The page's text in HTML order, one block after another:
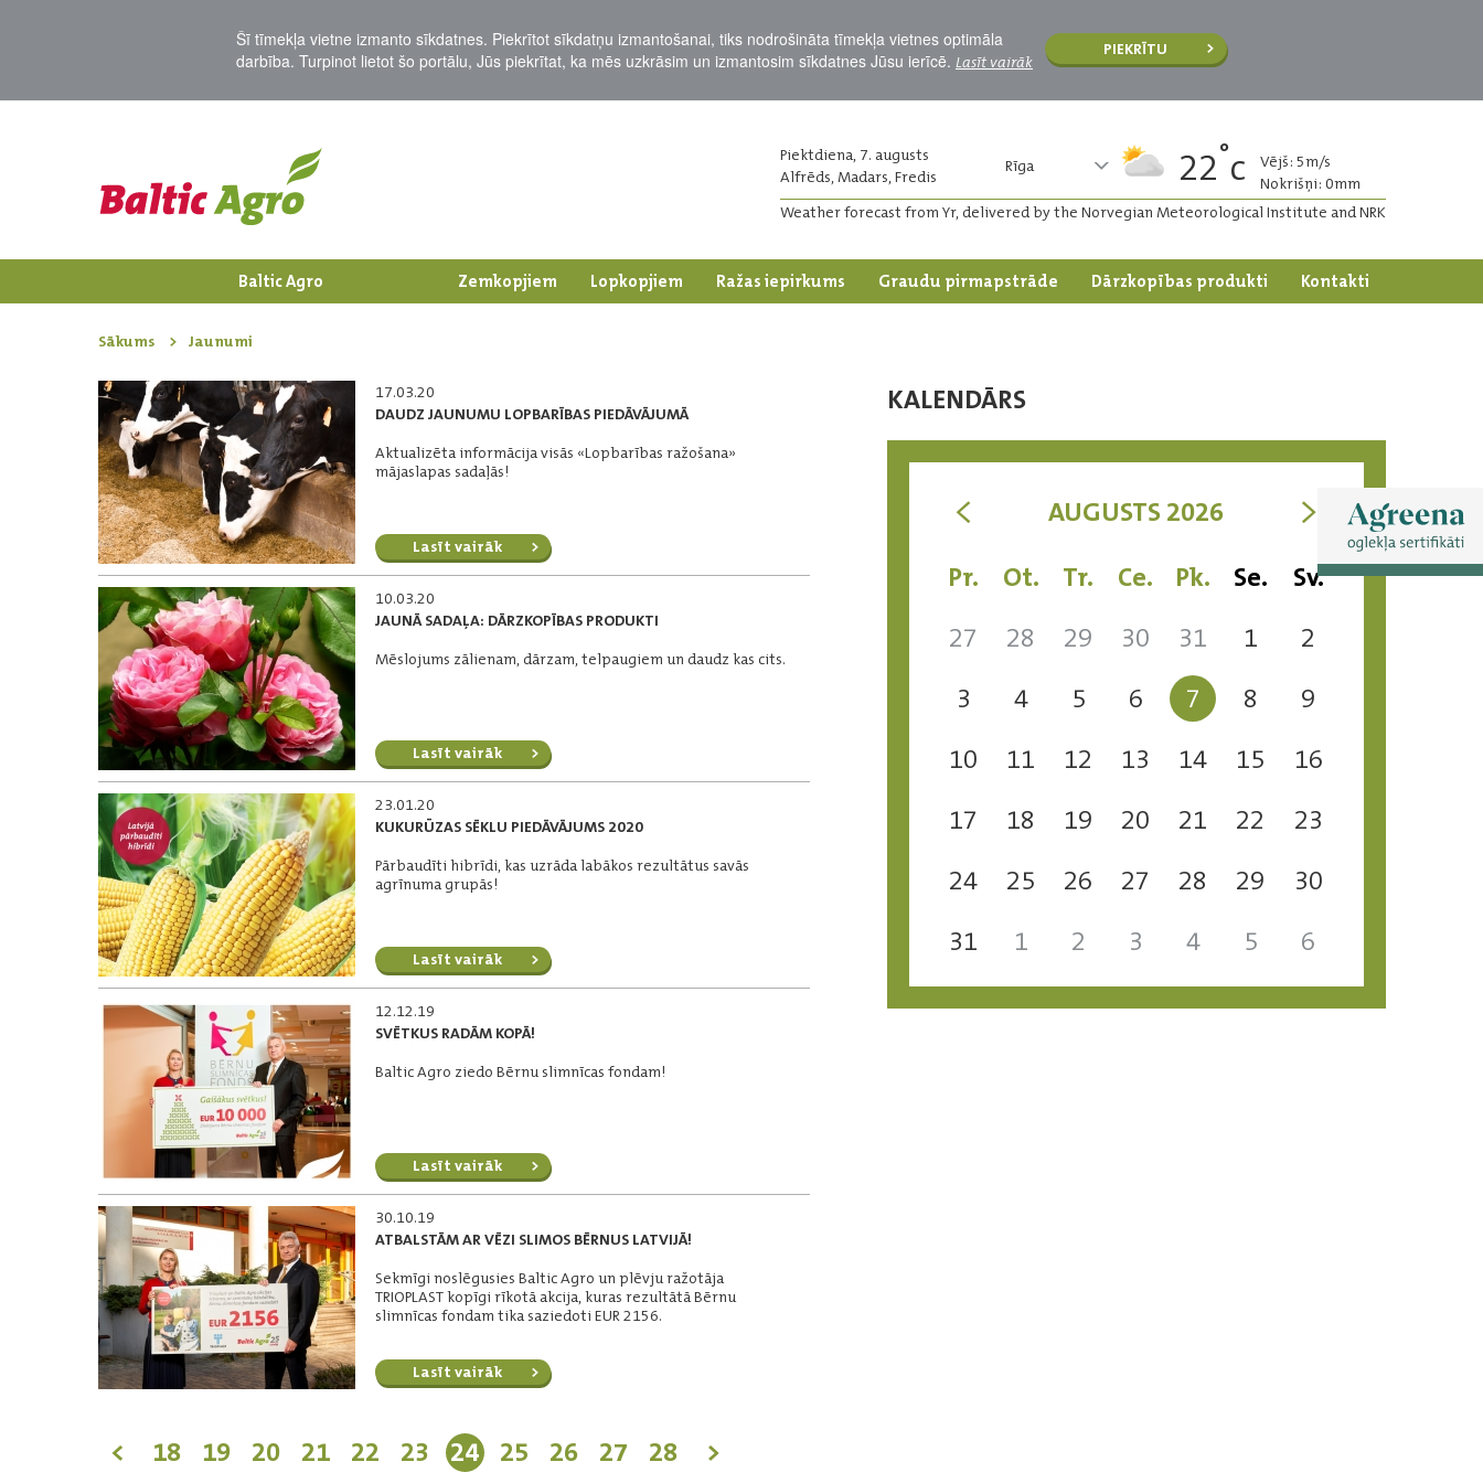
Šī tīmekļa vietne izmanto sīkdatnes. Piekrītot sīkdatņu izmantošanai, tiks nodrošināta tīmekļa vietnes optimāla
darbība. Turpinot lietot šo portālu, Jūs piekrītat, ka mēs uzkrāsim un izmantosim sīkdatnes Jūsu ierīcē. Lasīt vairāk
PIEKRĪTU
Piektdiena, 7. augusts
Alfrēds, Madars, Fredis
Rīga 22°c
Vējš: 5m/s
Nokrišņi: 0mm
Weather forecast from Yr, delivered by the Norvegian Meteorological Institute and NRK
Baltic Agro Zemkopjiem Lopkopjiem Ražas iepirkums Graudu pirmapstrāde Dārzkopības produkti Kontakti
Sākums Jaunumi
17.03.20
DAUDZ JAUNUMU LOPBARĪBAS PIEDĀVĀJUMĀ
Aktualizēta informācija visās «Lopbarības ražošana»
mājaslapas sadaļās!
Lasīt vairāk
10.03.20
JAUNĀ SADAĻA: DĀRZKOPĪBAS PRODUKTI
Mēslojums zālienam, dārzam, telpaugiem un daudz kas cits.
Lasīt vairāk
23.01.20
KUKURŪZAS SĒKLU PIEDĀVĀJUMS 2020
Pārbaudīti hibrīdi, kas uzrāda labākos rezultātus savās
agrīnuma grupās!
Lasīt vairāk
12.12.19
SVĒTKUS RADĀM KOPĀ!
Baltic Agro ziedo Bērnu slimnīcas fondam!
Lasīt vairāk
30.10.19
ATBALSTĀM AR VĒZI SLIMOS BĒRNUS LATVIJĀ!
Sekmīgi noslēgusies Baltic Agro un plēvju ražotāja
TRIOPLAST kopīgi rīkotā akcija, kuras rezultātā Bērnu
slimnīcas fondam tika saziedoti EUR 2156.
Lasīt vairāk
< 18 19 20 21 22 23 24 25 26 27 28 >
KALENDĀRS
< AUGUSTS 2026 >
Pr. Ot. Tr. Ce. Pk. Se.
Sv.
27
28 29 30 31 1
2
3
4 5 6 7 8
9
10
11 12 13 14 15
16
17
18 19 20 21 22
23
24
25 26 27 28 29
30
31
1 2 3 4 5 6